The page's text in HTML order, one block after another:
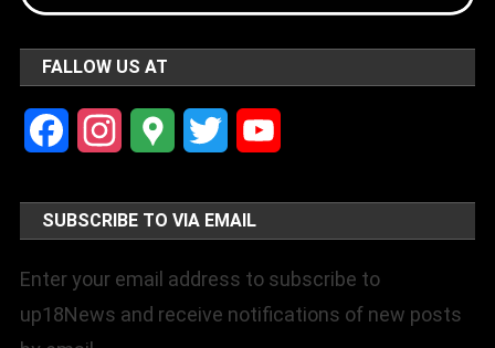
FALLOW US AT
FacebookInstagramGoogle Twitter
SUBSCRIBE TO VIA EMAIL
Enter your email address to subscribe to
up18News and receive notifications of new posts